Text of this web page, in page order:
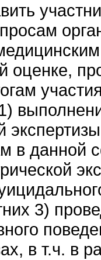
оценке,
в данной
3)
в т.ч. в